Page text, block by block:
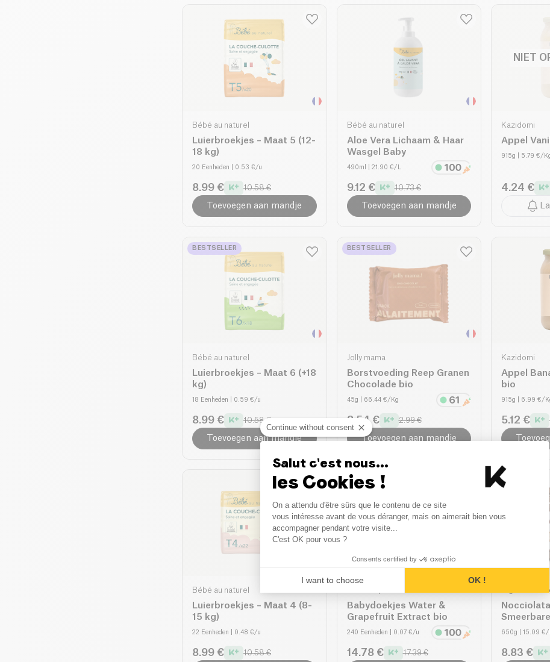
Bébé au naturel
Luierbroekjes – Maat 5 (12-
18 kg)
20 Eenheden | 0.53 €/u
8.99 € 10.58 €
Toevoegen aan mandje
Bébé au naturel
Aloe Vera Lichaam & Haar
Wasgel Baby
490ml | 21.90 €/L
9.12 € 10.73 €
Toevoegen aan mandje
NIET
Kazidomi
Appel
915g | 5.79 €/
4.24 €
BESTSELLER
Bébé au naturel
Luierbroekjes – Maat 6 (+18
kg)
18 Eenheden | 0.59 €/u
8.99 € 10.58 €
Toevoegen aan mandje
BESTSELLER
Jolly mama
Borstvoeding Reep Granen
Chocolade bio
45g | 66.44 €/Kg
2.54 € 2.99 €
Toevoegen aan mandje
Kazidomi
Appel
bio
915g | 6.99 €/
5.12 €
Bébé au naturel
Luierbroekjes – Maat 4 (8-
15 kg)
22 Eenheden | 0.48 €/u
8.99 € 10.58 €
BESTSELLER
Babydoekjes Water &
Grapefruit Extract bio
240 Eenheden | 0.07 €/u
14.78 € 17.39 €
Rigoni di
650g | 15.09 €/
8.83 €
Continue without consent
Salut c'est nous...
les Cookies !
Consent Management
On a attendu d'être sûrs que le contenu de ce site
vous intéresse avant de vous déranger, mais on aimerait bien vous
accompagner pendant votre visite...
C'est OK pour vous ?
Consents certified by
I want to choose OK !
Axeptio consent